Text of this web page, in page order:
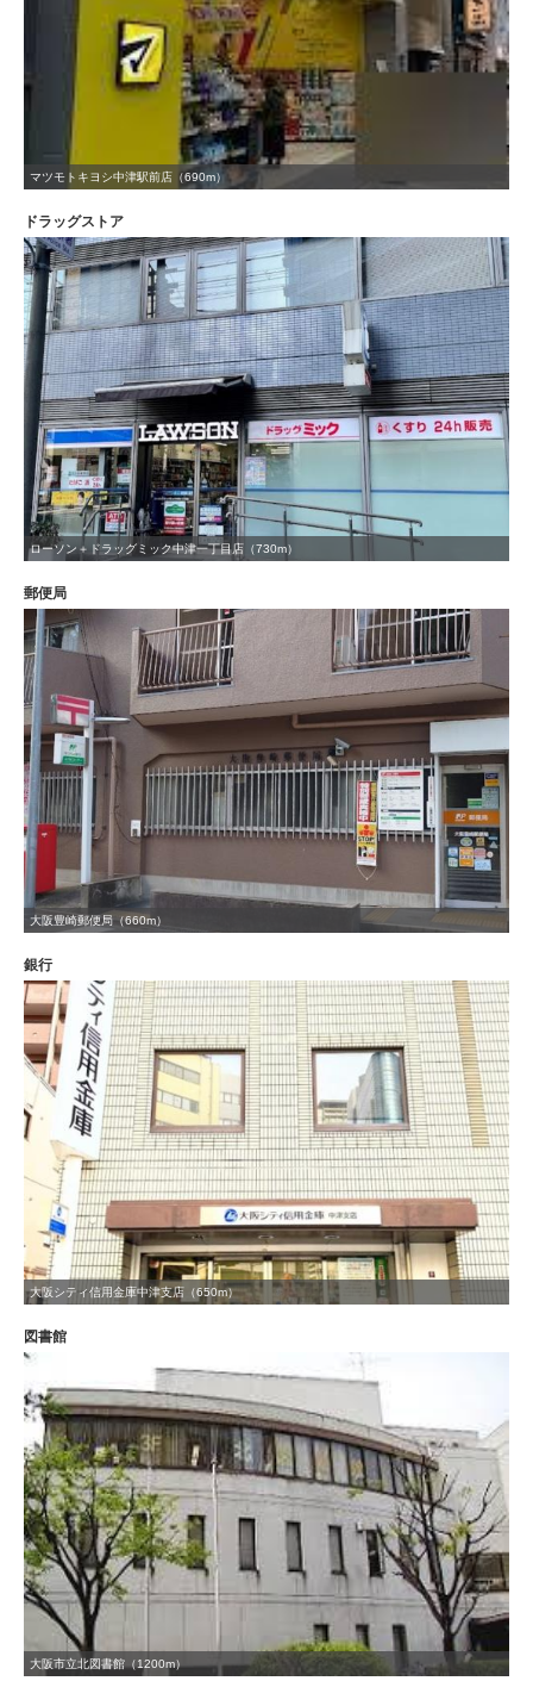
マツモトキヨシ中津駅前店（690m）
ドラッグストア
ローソン＋ドラッグミック中津一丁目店（730m）
郵便局
大阪豊崎郵便局（660m）
銀行
大阪シティ信用金庫中津支店（650m）
図書館
大阪市立北図書館（1200m）